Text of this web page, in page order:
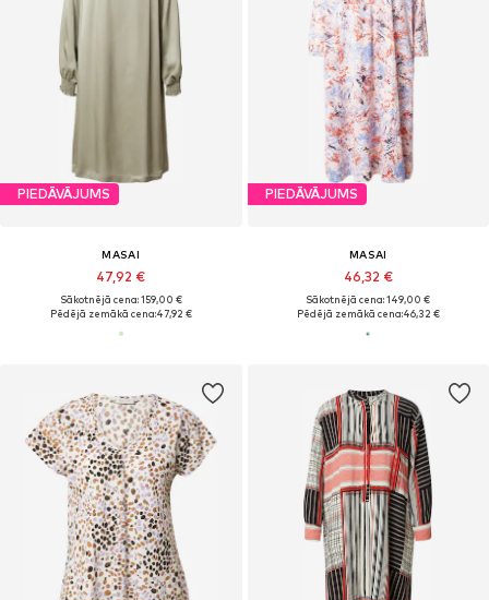
PIEDĀVĀJUMS
MASAI
47,92 €
Sākotnējā cena: 159,00 €
Pēdējā zemākā cena:47,92 €
PIEDĀVĀJUMS
MASAI
46,32 €
Sākotnējā cena: 149,00 €
Pēdējā zemākā cena:46,32 €